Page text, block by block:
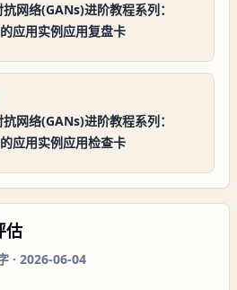
网络(GANs)进阶教程系列：
应用实例应用复盘卡
网络(GANs)进阶教程系列：
应用实例应用检查卡
估
· 2026-06-04